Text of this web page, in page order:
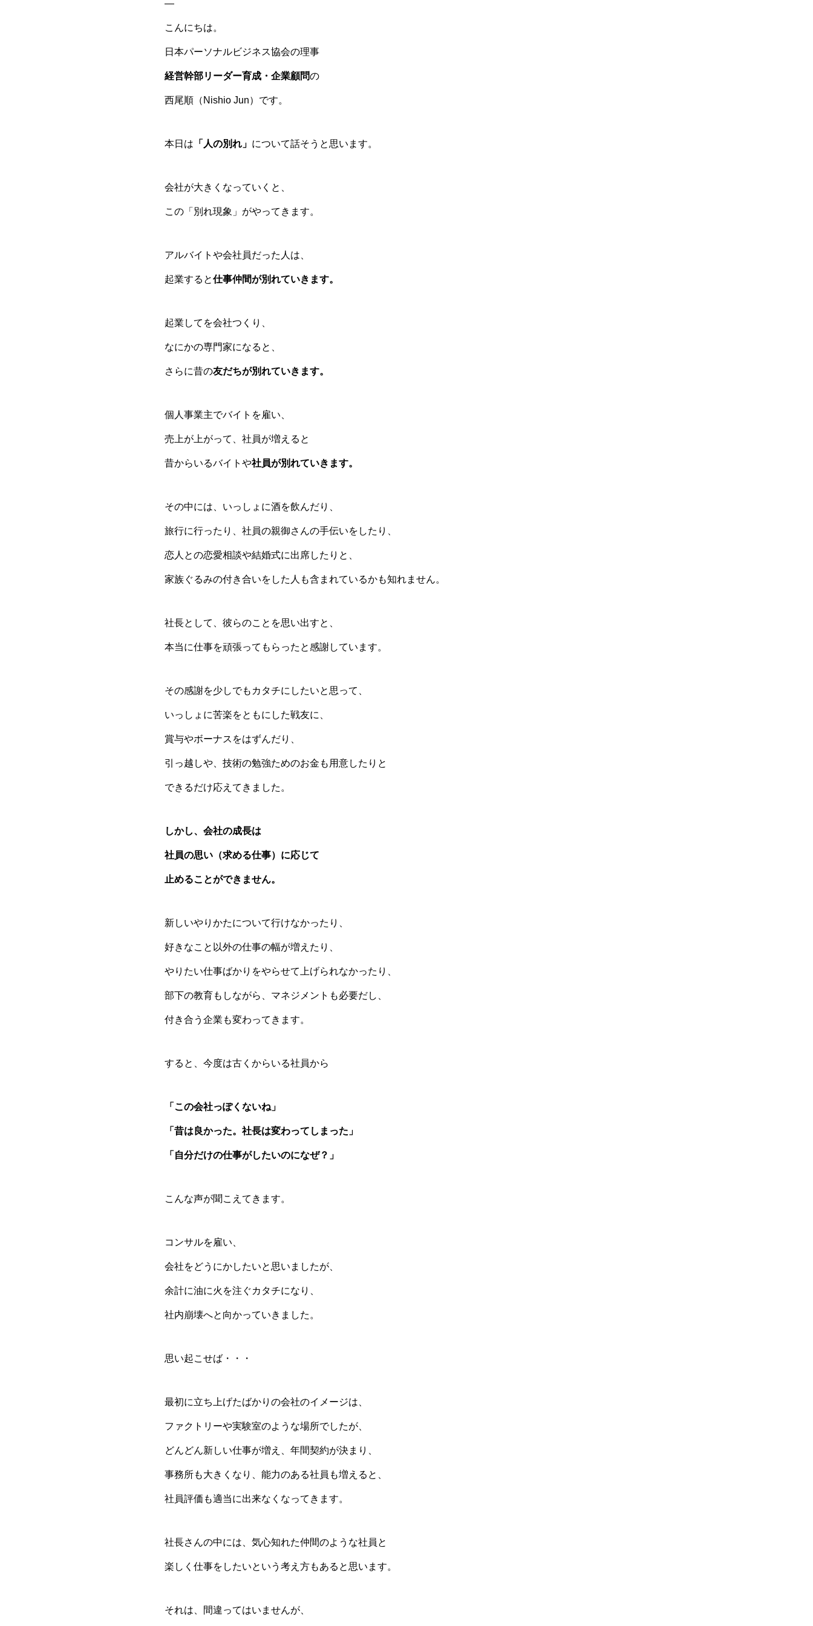
—
こんにちは。
日本パーソナルビジネス協会の理事
経営幹部リーダー育成・企業顧問の
西尾順（Nishio Jun）です。
本日は 「人の別れ」 について話そうと思います。
会社が大きくなっていくと、
この「別れ現象」がやってきます。
アルバイトや会社員だった人は、
起業すると仕事仲間が別れていきます。
起業してを会社つくり、
なにかの専門家になると、
さらに昔の友だちが別れていきます。
個人事業主でバイトを雇い、
売上が上がって、社員が増えると
昔からいるバイトや社員が別れていきます。
その中には、いっしょに酒を飲んだり、
旅行に行ったり、社員の親御さんの手伝いをしたり、
恋人との恋愛相談や結婚式に出席したりと、
家族ぐるみの付き合いをした人も含まれているかも知れません。
社長として、彼らのことを思い出すと、
本当に仕事を頑張ってもらったと感謝しています。
その感謝を少しでもカタチにしたいと思って、
いっしょに苦楽をともにした戦友に、
賞与やボーナスをはずんだり、
引っ越しや、技術の勉強ためのお金も用意したりと
できるだけ応えてきました。
しかし、会社の成長は
社員の思い（求める仕事）に応じて
止めることができません。
新しいやりかたについて行けなかったり、
好きなこと以外の仕事の幅が増えたり、
やりたい仕事ばかりをやらせて上げられなかったり、
部下の教育もしながら、マネジメントも必要だし、
付き合う企業も変わってきます。
すると、今度は古くからいる社員から
「この会社っぽくないね」
「昔は良かった。社長は変わってしまった」
「自分だけの仕事がしたいのになぜ？」
こんな声が聞こえてきます。
コンサルを雇い、
会社をどうにかしたいと思いましたが、
余計に油に火を注ぐカタチになり、
社内崩壊へと向かっていきました。
思い起こせば・・・
最初に立ち上げたばかりの会社のイメージは、
ファクトリーや実験室のような場所でしたが、
どんどん新しい仕事が増え、年間契約が決まり、
事務所も大きくなり、能力のある社員も増えると、
社員評価も適当に出来なくなってきます。
社長さんの中には、気心知れた仲間のような社員と
楽しく仕事をしたいという考え方もあると思います。
それは、間違ってはいませんが、